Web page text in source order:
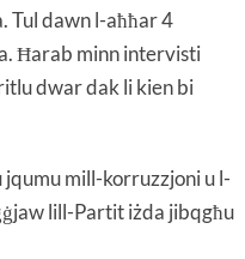
Tul dawn l-aħħar 4
Ħarab minn intervisti
dwar dak li kien bi
jqumu mill-korruzzjoni u l-
lill-Partit iżda jibqgħu